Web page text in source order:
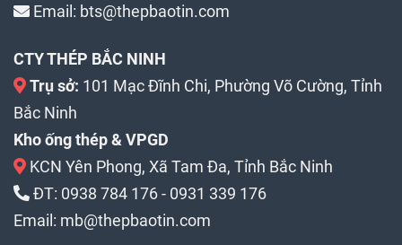
Email: bts@thepbaotin.com
CTY THÉP BẮC NINH
Trụ sở: 101 Mạc Đĩnh Chi, Phường Võ Cường, Tỉnh
Bắc Ninh
Kho ống thép & VPGD
KCN Yên Phong, Xã Tam Đa, Tỉnh Bắc Ninh
ĐT: 0938 784 176- 0931 339 176
Email: mb@thepbaotin.com